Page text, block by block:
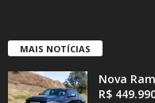
MAIS NOTÍCIAS
Nova
R$